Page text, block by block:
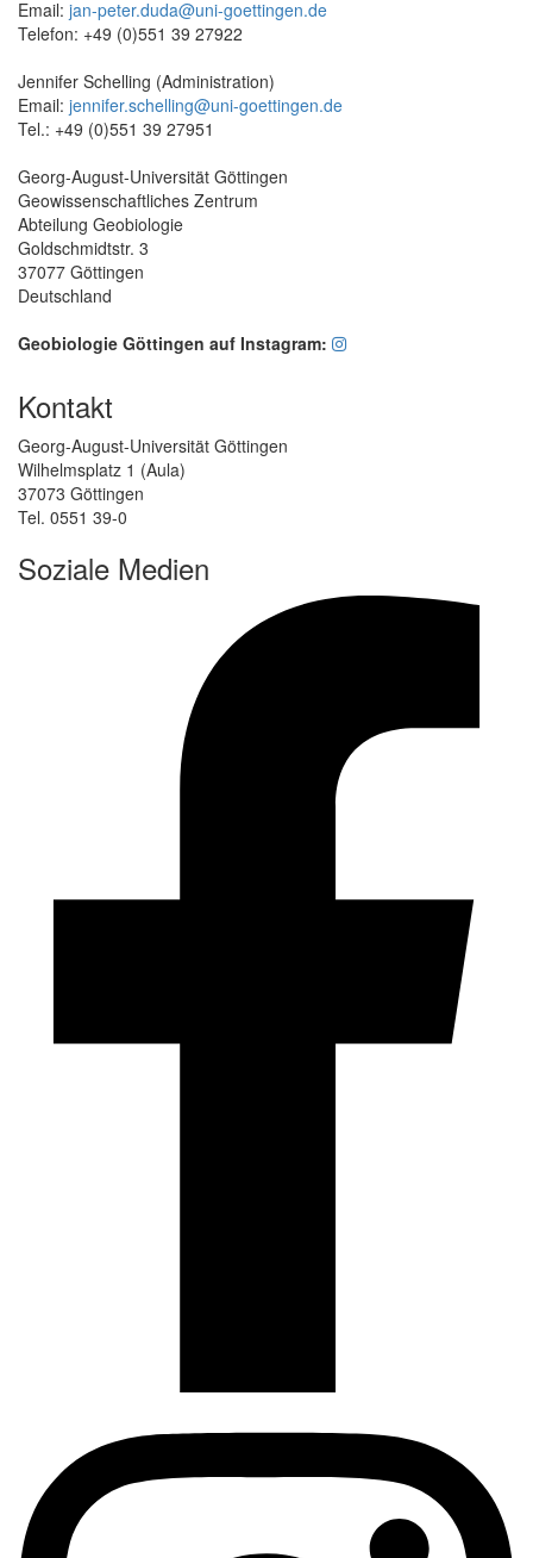
Email: jan-peter.duda@uni-goettingen.de
Telefon: +49 (0)551 39 27922
Jennifer Schelling (Administration)
Email: jennifer.schelling@uni-goettingen.de
Tel.: +49 (0)551 39 27951
Georg-August-Universität Göttingen
Geowissenschaftliches Zentrum
Abteilung Geobiologie
Goldschmidtstr. 3
37077 Göttingen
Deutschland
Geobiologie Göttingen auf Instagram:
Kontakt
Georg-August-Universität Göttingen
Wilhelmsplatz 1 (Aula)
37073 Göttingen
Tel. 0551 39-0
Soziale Medien